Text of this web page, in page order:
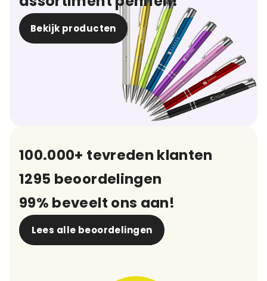
Bekijk producten
100.000+ tevreden klanten
1295 beoordelingen
99% beveelt ons aan!
Lees alle beoordelingen